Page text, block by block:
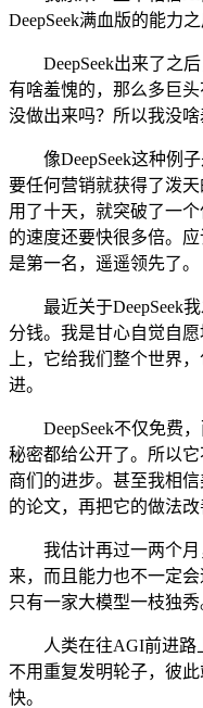
DeepSeek满血版的能力
DeepSeek出来了之后
有啥羞愧的，那么多巨头
没做出来吗？所以我没啥
像DeepSeek这种例子
要任何营销就获得了泼
用了十天，就突破了一
的速度还要快很多倍。
是第一名，遥遥领先了。
最近关于DeepSeek我
分钱。我是甘心自觉自
上，它给我们整个世界
进。
DeepSeek不仅免费，
秘密都给公开了。所以
商们的进步。甚至我相
的论文，再把它的做法改
我估计再过一两个月
来，而且能力也不一定
只有一家大模型一枝独秀
人类在往AGI前进路上
不用重复发明轮子，彼
快。